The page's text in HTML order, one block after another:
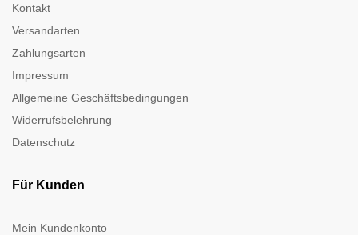
Kontakt
Versandarten
Zahlungsarten
Impressum
Allgemeine Geschäftsbedingungen
Widerrufsbelehrung
Datenschutz
Für Kunden
Mein Kundenkonto